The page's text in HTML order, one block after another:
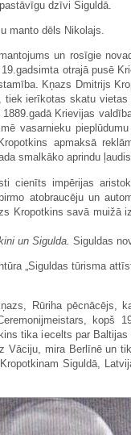
dzīvi Siguldā.
manto dēls Nikolajs.
un rosīgie
otrajā pusē
Kņazs Dmitrijs
tiek ierīkotas skatu
Krievijas
vasarnieku
apmaksā
smalkāko aprindu
cienīts impērijas
atobraucēju un
Kropotkins savā muižā
un Sigulda. Siguldas
„Siguldas tūrisma
Rūriha pēcnācējs,
kopš
tika iecelts par
Vāciju, mira Berlīnē un
Siguldā,